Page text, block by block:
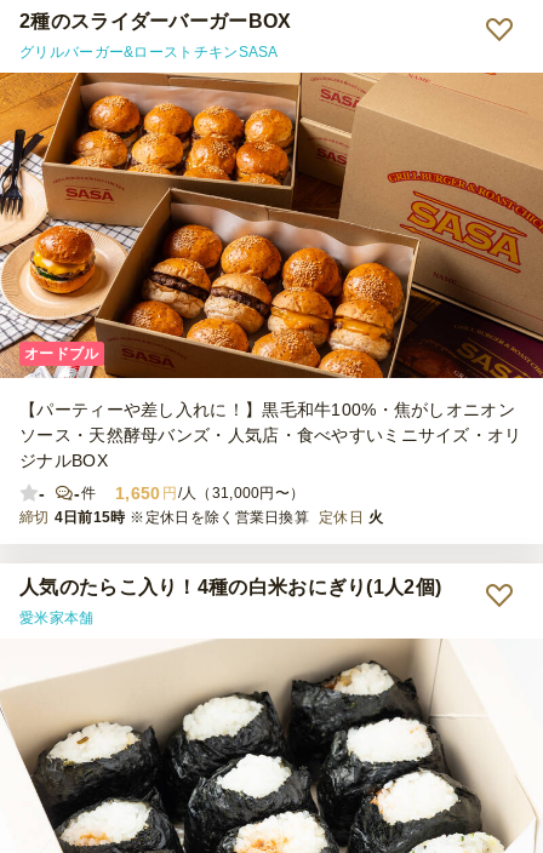
2種のスライダーバーガーBOX
グリルバーガー&ローストチキンSASA
オードブル
【パーティーや差し入れに！】黒毛和牛100%・焦がしオニオン
ソース・天然酵母バンズ・人気店・食べやすいミニサイズ・オリ
ジナルBOX
-
-件 1,650 円 /人（31,000円〜）
締切 4日前15時 ※定休日を除く営業日換算 定休日 火
人気のたらこ入り！4種の白米おにぎり(1人2個)
愛米家本舗